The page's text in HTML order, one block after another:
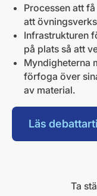
Processen att
att
Infrastrukturen
på plats så att
Myndigheterna
förfoga över
av material.
Läs
Ta